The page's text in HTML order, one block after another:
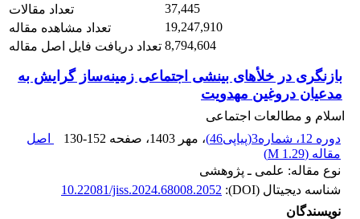
تعداد مقالات
37,445
تعداد مشاهده مقاله
19,247,910
تعداد دریافت فایل اصل مقاله 8,794,604
بازنگری در خلأهای بینشی اجتماعی زمینه‌‌ساز گرایش به
مدعیان دروغین مهدویت
اسلام و مطالعات اجتماعی
دوره 12، شماره3(پیاپی46)
، مهر 1403 ، صفحه 130-152
اصل
مقاله (1.29 M
)
نوع مقاله: علمی ـ پژوهشی
شناسه دیجیتال (DOI):
10.22081/jiss.2024.68008.2052
نویسندگان